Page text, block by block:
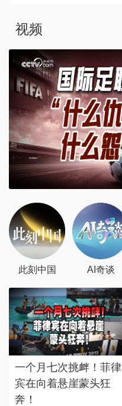
视频
此刻中国 AI奇谈
一个月七次挑衅！菲律
宾在向着悬崖蒙头狂
奔！